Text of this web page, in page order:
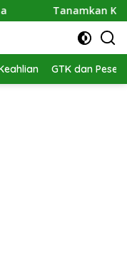
Tanamkan
GTK dan